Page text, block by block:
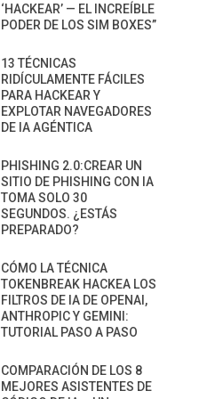
‘HACKEAR’ — EL INCREÍBLE
PODER DE LOS SIM BOXES”
13 TÉCNICAS
RIDÍCULAMENTE FÁCILES
PARA HACKEAR Y
EXPLOTAR NAVEGADORES
DE IA AGÉNTICA
PHISHING 2.0:CREAR UN
SITIO DE PHISHING CON IA
TOMA SOLO 30
SEGUNDOS. ¿ESTÁS
PREPARADO?
CÓMO LA TÉCNICA
TOKENBREAK HACKEA LOS
FILTROS DE IA DE OPENAI,
ANTHROPIC Y GEMINI:
TUTORIAL PASO A PASO
COMPARACIÓN DE LOS 8
MEJORES ASISTENTES DE